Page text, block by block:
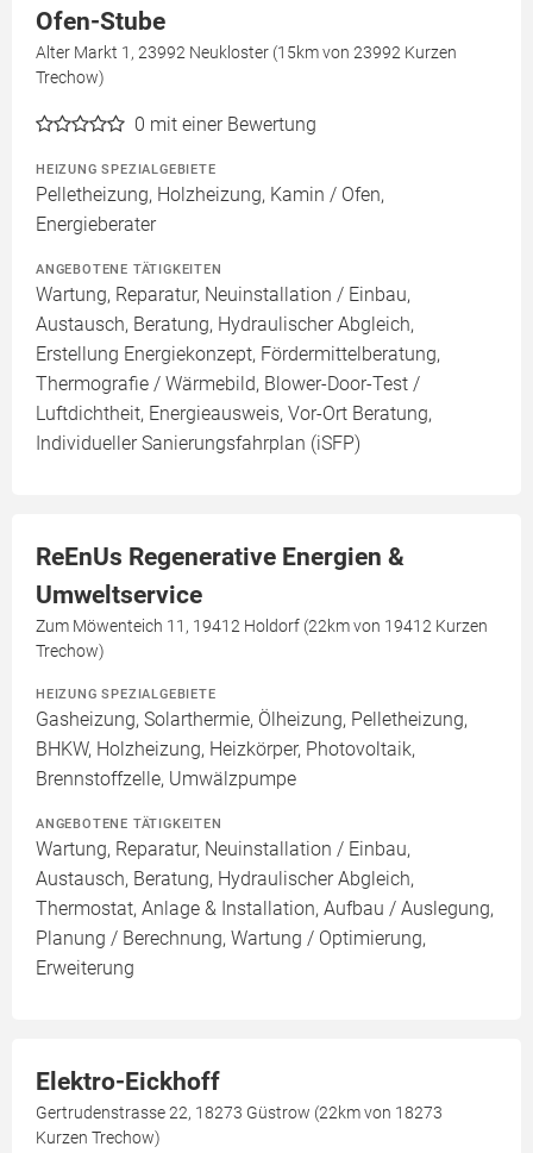
Ofen-Stube
Alter Markt 1, 23992 Neukloster (15km von 23992 Kurzen
Trechow)
0 mit einer Bewertung
HEIZUNG SPEZIALGEBIETE
Pelletheizung, Holzheizung, Kamin / Ofen,
Energieberater
ANGEBOTENE TÄTIGKEITEN
Wartung, Reparatur, Neuinstallation / Einbau,
Austausch, Beratung, Hydraulischer Abgleich,
Erstellung Energiekonzept, Fördermittelberatung,
Thermografie / Wärmebild, Blower-Door-Test /
Luftdichtheit, Energieausweis, Vor-Ort Beratung,
Individueller Sanierungsfahrplan (iSFP)
ReEnUs Regenerative Energien &
Umweltservice
Zum Möwenteich 11, 19412 Holdorf (22km von 19412 Kurzen
Trechow)
HEIZUNG SPEZIALGEBIETE
Gasheizung, Solarthermie, Ölheizung, Pelletheizung,
BHKW, Holzheizung, Heizkörper, Photovoltaik,
Brennstoffzelle, Umwälzpumpe
ANGEBOTENE TÄTIGKEITEN
Wartung, Reparatur, Neuinstallation / Einbau,
Austausch, Beratung, Hydraulischer Abgleich,
Thermostat, Anlage & Installation, Aufbau / Auslegung,
Planung / Berechnung, Wartung / Optimierung,
Erweiterung
Elektro-Eickhoff
Gertrudenstrasse 22, 18273 Güstrow (22km von 18273
Kurzen Trechow)